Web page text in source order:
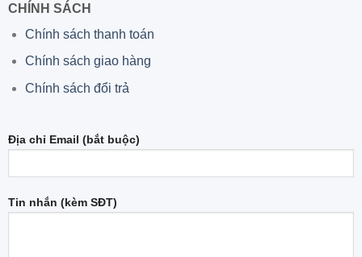
CHÍNH SÁCH
Chính sách thanh toán
Chính sách giao hàng
Chính sách đổi trả
Địa chỉ Email (bắt buộc)
Tin nhắn (kèm SĐT)